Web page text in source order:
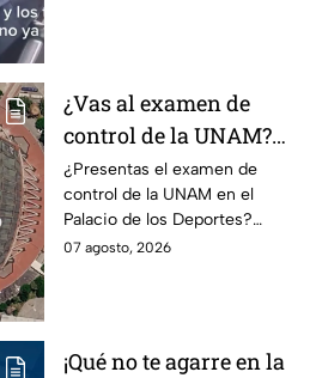
¿Vas al examen de
control de la UNAM?
Así puedes llegar al
Palacio de los Deportes
en Metro, camión y
Metrobús
¿Presentas el examen de
control de la UNAM en el
Palacio de los Deportes?
Consulta cómo llegar en
07 agosto, 2026
¡Qué no te agarre en la